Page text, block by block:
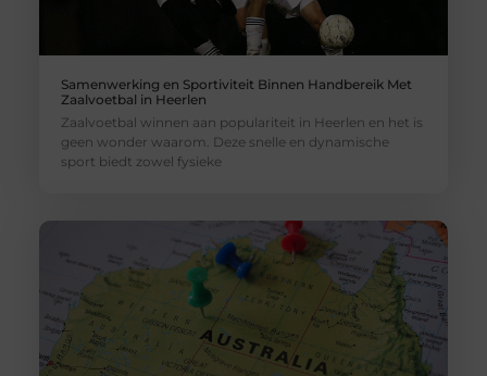
Samenwerking en Sportiviteit Binnen Handbereik Met
Zaalvoetbal in Heerlen
Zaalvoetbal winnen aan populariteit in Heerlen en het is
geen wonder waarom. Deze snelle en dynamische
sport biedt zowel fysieke